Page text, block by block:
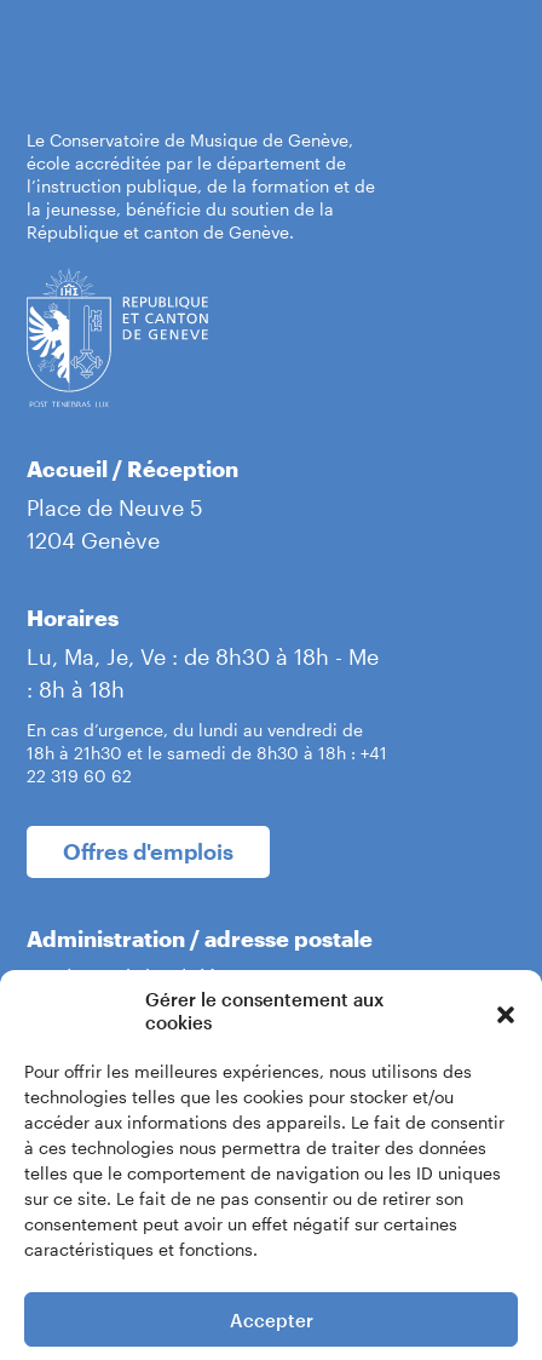
Gérer le consentement aux
cookies
Pour offrir les meilleures expériences, nous utilisons des
technologies telles que les cookies pour stocker et/ou
accéder aux informations des appareils. Le fait de consentir
à ces technologies nous permettra de traiter des données
telles que le comportement de navigation ou les ID uniques
sur ce site. Le fait de ne pas consentir ou de retirer son
consentement peut avoir un effet négatif sur certaines
caractéristiques et fonctions.
Accepter
Le Conservatoire de Musique de Genève,
école accréditée par le département de
l’instruction publique, de la formation et de
la jeunesse, bénéficie du soutien de la
République et canton de Genève.
Accueil / Réception
Place de Neuve 5
1204 Genève
Horaires
Lu, Ma, Je, Ve : de 8h30 à 18h - Me
: 8h à 18h
En cas d’urgence, du lundi au vendredi de
18h à 21h30 et le samedi de 8h30 à 18h : +41
22 319 60 62
Offres d'emplois
Administration / adresse postale
Boulevard du Théâtre 5
1204 Genève
+41 22 319 60 60
Écrivez-nous
Accès intranet